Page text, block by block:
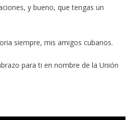
y bueno, que tengas un
siempre, mis amigos cubanos.
para ti en nombre de la Unión